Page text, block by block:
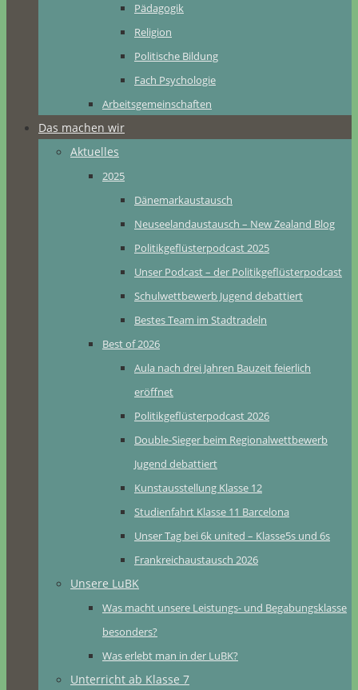
Pädagogik
Religion
Politische Bildung
Fach Psychologie
Arbeitsgemeinschaften
Das machen wir
Aktuelles
2025
Dänemarkaustausch
Neuseelandaustausch – New Zealand Blog
Politikgeflüsterpodcast 2025
Unser Podcast – der Politikgeflüsterpodcast
Schulwettbewerb Jugend debattiert
Bestes Team im Stadtradeln
Best of 2026
Aula nach drei Jahren Bauzeit feierlich
eröffnet
Politikgeflüsterpodcast 2026
Double-Sieger beim Regionalwettbewerb
Jugend debattiert
Kunstausstellung Klasse 12
Studienfahrt Klasse 11 Barcelona
Unser Tag bei 6k united – Klasse5s und 6s
Frankreichaustausch 2026
Unsere LuBK
Was macht unsere Leistungs- und Begabungsklasse
besonders?
Was erlebt man in der LuBK?
Unterricht ab Klasse 7